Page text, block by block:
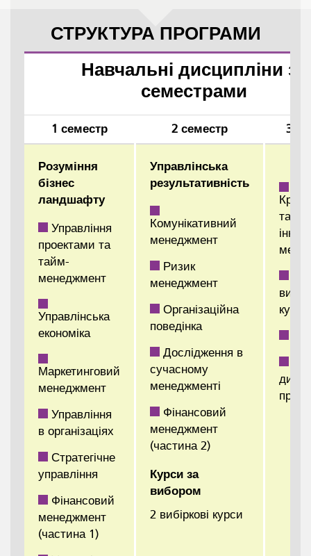
СТРУКТУРА ПРОГРАМИ
Навчальні дисципліни за
семестрами
1 семестр 2 семестр 3
Розуміння
бізнес
ландшафту
Управління
проектами та
тайм-
менеджмент
Управлінська
економіка
Маркетинговий
менеджмент
Управління
в організаціях
Стратегічне
управління
Фінансовий
менеджмент
(частина 1)
Управлінська
результативність
Комунікативний
менеджмент
Ризик
менеджмент
Організаційна
поведінка
Дослідження в
сучасному
менеджменті
Фінансовий
менеджмент
(частина 2)
Курси за
вибором
2 вибіркові курси
та
курси